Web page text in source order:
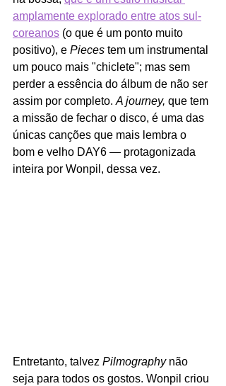
amplamente explorado entre atos sul-
coreanos (o que é um ponto muito
positivo), e Pieces tem um instrumental
um pouco mais "chiclete"; mas sem
perder a essência do álbum de não ser
assim por completo. A journey, que tem
a missão de fechar o disco, é uma das
únicas canções que mais lembra o
bom e velho DAY6 — protagonizada
inteira por Wonpil, dessa vez.
Entretanto, talvez Pilmography não
seja para todos os gostos. Wonpil criou